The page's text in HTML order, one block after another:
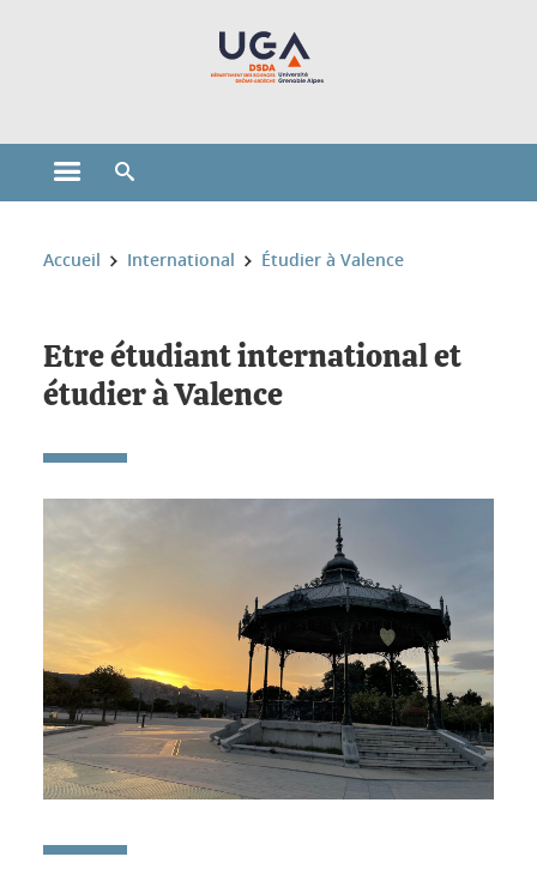
Ouvrir le menu principal
Vous êtes ici :
Accueil International Étudier à Valence
Etre étudiant international et
étudier à Valence